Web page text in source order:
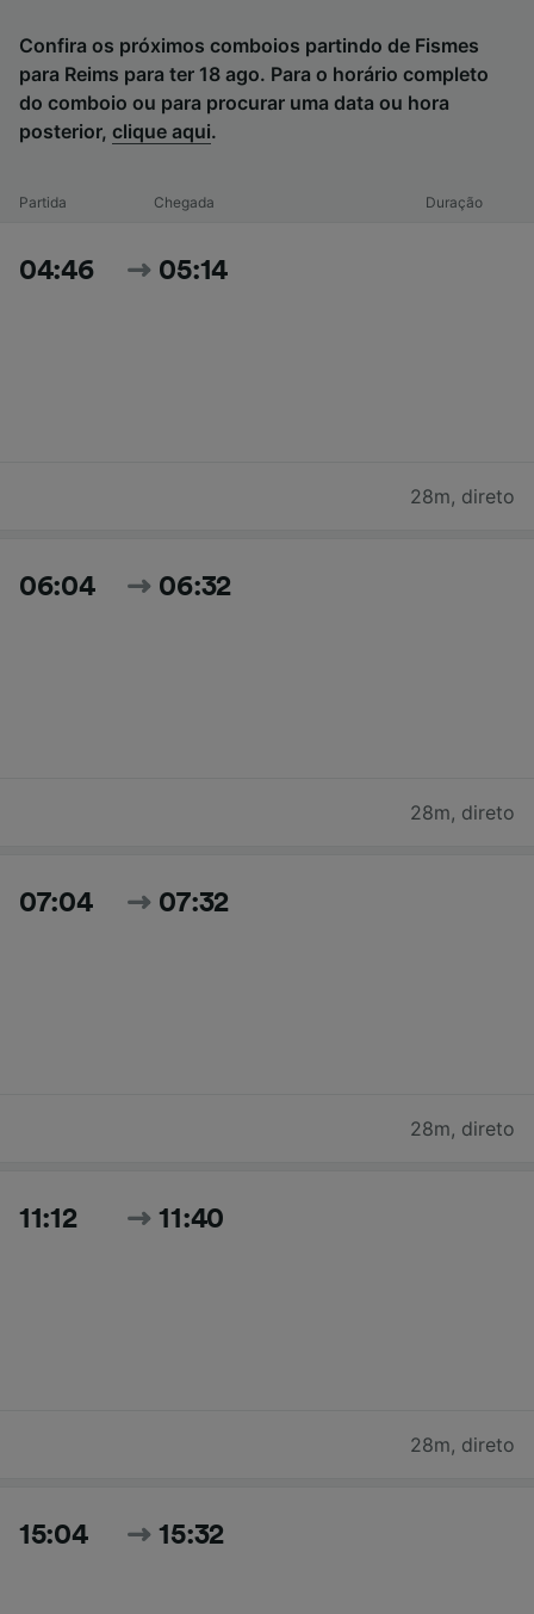
Confira os próximos comboios partindo de Fismes
para Reims para ter 18 ago. Para o horário completo
do comboio ou para procurar uma data ou hora
posterior, clique aqui.
Partida Chegada Duração
04:46 05:14
28m, direto
06:04 06:32
28m, direto
07:04 07:32
28m, direto
11:12 11:40
28m, direto
15:04 15:32